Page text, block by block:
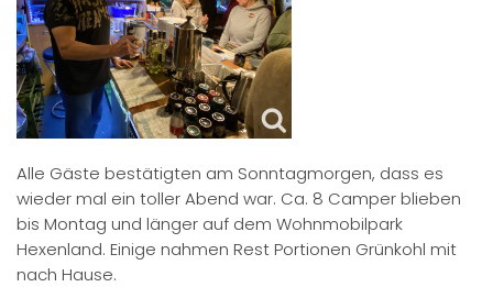
Alle Gäste bestätigten am Sonntagmorgen, dass es
wieder mal ein toller Abend war. Ca. 8 Camper blieben
bis Montag und länger auf dem Wohnmobilpark
Hexenland. Einige nahmen Rest Portionen Grünkohl mit
nach Hause.